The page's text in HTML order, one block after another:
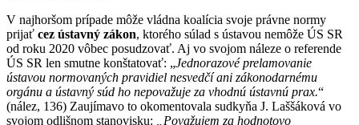
V najhoršom prípade môže vládna koalícia svoje právne normy
prijať cez ústavný zákon, ktorého súlad s ústavou nemôže ÚS SR
od roku 2020 vôbec posudzovať. Aj vo svojom náleze o referende
ÚS SR len smutne konštatovať: „Jednorazové prelamovanie
ústavou normovaných pravidiel nesvedčí ani zákonodarnému
orgánu a ústavný súd ho nepovažuje za vhodnú ústavnú prax.“
(nález, 136) Zaujímavo to okomentovala sudkyňa J. Laššáková vo
svojom odlišnom stanovisku: „Považujem za hodnotovo